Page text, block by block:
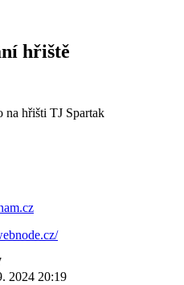
hřiště
na hřišti TJ Spartak
2024 20:19